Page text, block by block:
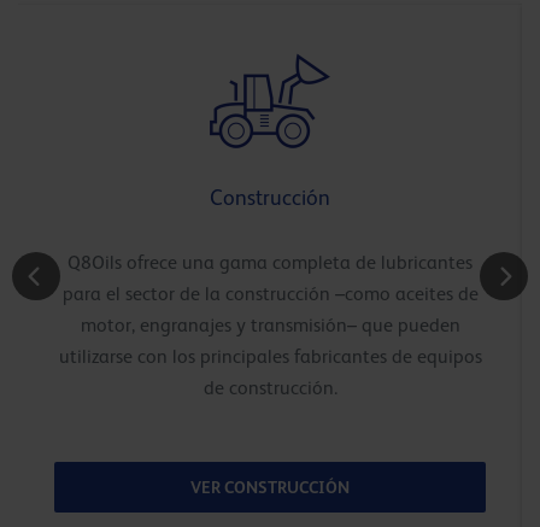
Construcción
Q8Oils ofrece una gama completa de lubricantes
para el sector de la construcción –como aceites de
motor, engranajes y transmisión– que pueden
utilizarse con los principales fabricantes de equipos
de construcción.
VER CONSTRUCCIÓN